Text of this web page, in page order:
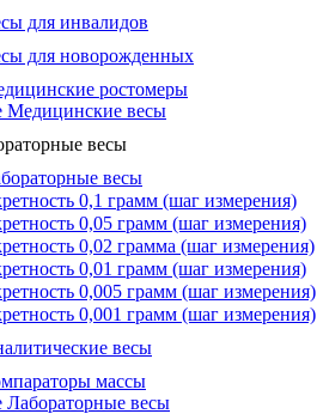
для инвалидов
для новорожденных
ростомеры
Медицинские весы
весы
весы
0,1 грамм (шаг измерения)
0,05 грамм (шаг измерения)
0,02 грамма (шаг измерения)
0,01 грамм (шаг измерения)
0,005 грамм (шаг измерения)
0,001 грамм (шаг измерения)
весы
массы
Лабораторные весы